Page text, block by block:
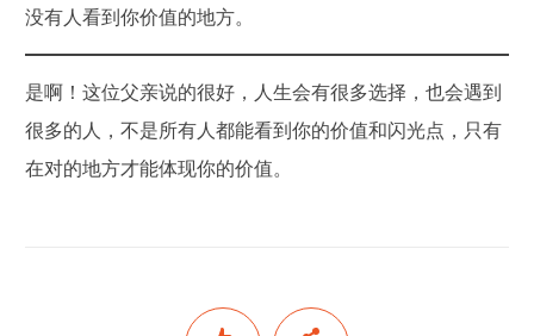
没有人看到你价值的地方。
是啊！这位父亲说的很好，人生会有很多选择，也会遇到
很多的人，不是所有人都能看到你的价值和闪光点，只有
在对的地方才能体现你的价值。